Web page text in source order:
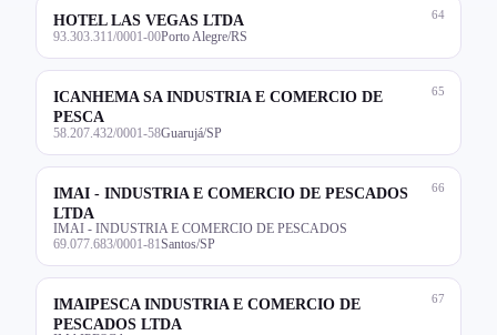
64
HOTEL LAS VEGAS LTDA
93.303.311/0001-00Porto Alegre/RS
65
ICANHEMA SA INDUSTRIA E COMERCIO DE
PESCA
58.207.432/0001-58Guarujá/SP
66
IMAI - INDUSTRIA E COMERCIO DE PESCADOS
LTDA
IMAI - INDUSTRIA E COMERCIO DE PESCADOS
69.077.683/0001-81 Santos/SP
67
IMAIPESCA INDUSTRIA E COMERCIO DE
PESCADOS LTDA